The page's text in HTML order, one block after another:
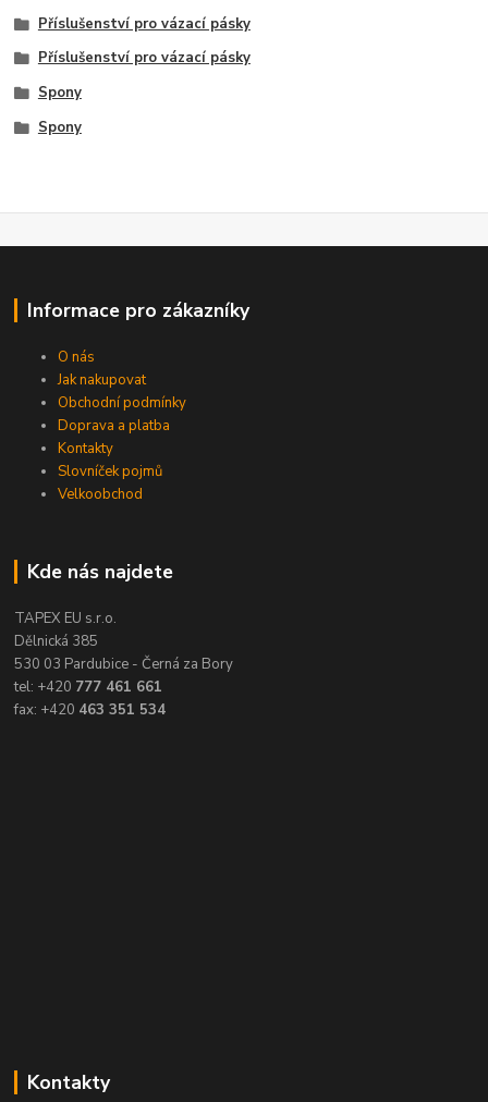
Příslušenství pro vázací pásky
Příslušenství pro vázací pásky
Spony
Spony
Informace pro zákazníky
O nás
Jak nakupovat
Obchodní podmínky
Doprava a platba
Kontakty
Slovníček pojmů
Velkoobchod
Kde nás najdete
TAPEX EU s.r.o.
Dělnická 385
530 03 Pardubice - Černá za Bory
tel: +420 777 461 661
fax: +420 463 351 534
Kontakty